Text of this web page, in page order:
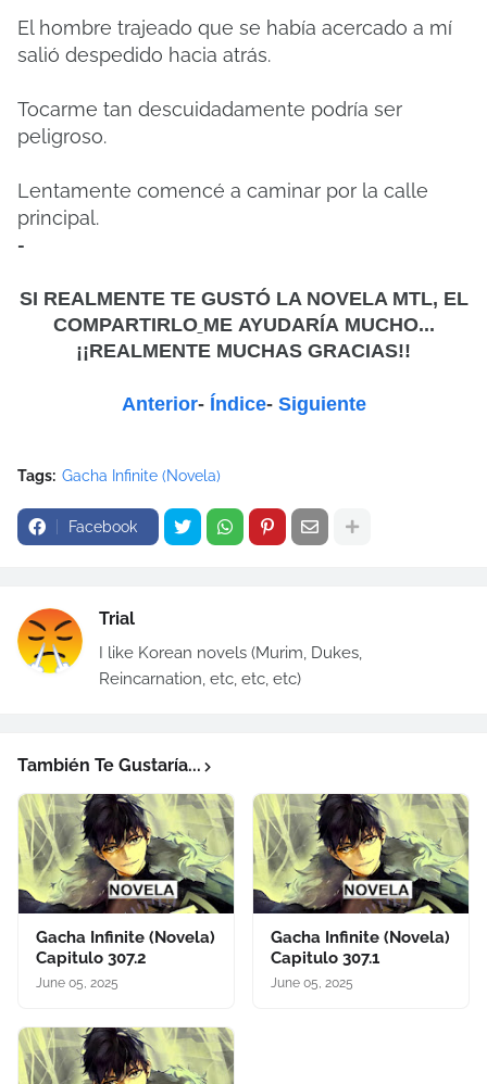
El hombre trajeado que se había acercado a mí
salió despedido hacia atrás.
Tocarme tan descuidadamente podría ser
peligroso.
Lentamente comencé a caminar por la calle
principal.
-
SI REALMENTE TE GUSTÓ LA NOVELA MTL, EL
COMPARTIRLO ME AYUDARÍA MUCHO...
¡¡REALMENTE MUCHAS GRACIAS!!
Anterior- Índice- Siguiente
Tags: Gacha Infinite (Novela)
Facebook
Trial
I like Korean novels (Murim, Dukes,
Reincarnation, etc, etc, etc)
También Te Gustaría...
Gacha Infinite (Novela)
Capitulo 307.2
June 05, 2025
Gacha Infinite (Novela)
Capitulo 307.1
June 05, 2025